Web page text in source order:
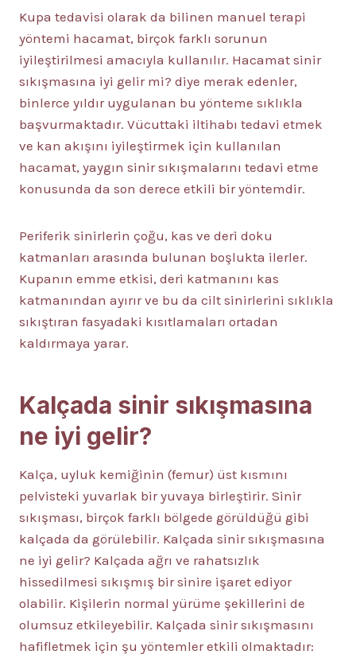
Kupa tedavisi olarak da bilinen manuel terapi
yöntemi hacamat, birçok farklı sorunun
iyileştirilmesi amacıyla kullanılır. Hacamat sinir
sıkışmasına iyi gelir mi? diye merak edenler,
binlerce yıldır uygulanan bu yönteme sıklıkla
başvurmaktadır. Vücuttaki iltihabı tedavi etmek
ve kan akışını iyileştirmek için kullanılan
hacamat, yaygın sinir sıkışmalarını tedavi etme
konusunda da son derece etkili bir yöntemdir.
Periferik sinirlerin çoğu, kas ve deri doku
katmanları arasında bulunan boşlukta ilerler.
Kupanın emme etkisi, deri katmanını kas
katmanından ayırır ve bu da cilt sinirlerini sıklıkla
sıkıştıran fasyadaki kısıtlamaları ortadan
kaldırmaya yarar.
Kalçada sinir sıkışmasına
ne iyi gelir?
Kalça, uyluk kemiğinin (femur) üst kısmını
pelvisteki yuvarlak bir yuvaya birleştirir. Sinir
sıkışması, birçok farklı bölgede görüldüğü gibi
kalçada da görülebilir. Kalçada sinir sıkışmasına
ne iyi gelir? Kalçada ağrı ve rahatsızlık
hissedilmesi sıkışmış bir sinire işaret ediyor
olabilir. Kişilerin normal yürüme şekillerini de
olumsuz etkileyebilir. Kalçada sinir sıkışmasını
hafifletmek için şu yöntemler etkili olmaktadır: